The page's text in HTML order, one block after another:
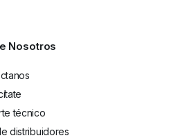
Nosotros
técnico
distribuidores